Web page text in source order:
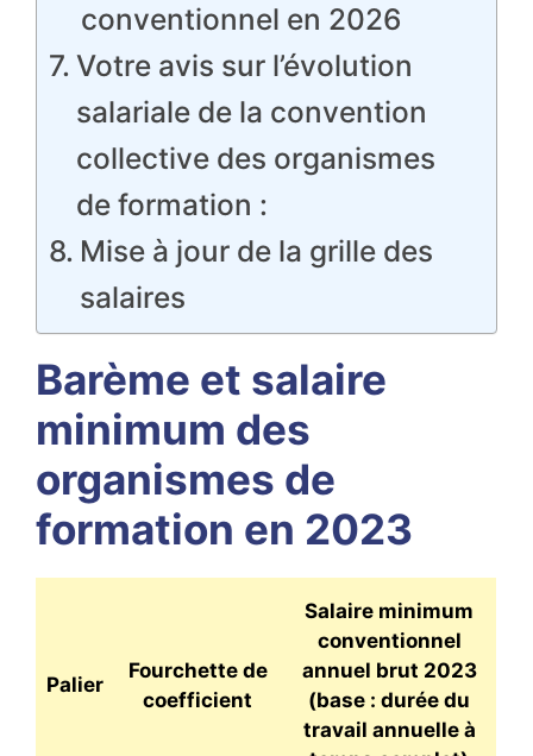
conventionnel en 2026
Votre avis sur l’évolution
salariale de la convention
collective des organismes
de formation :
Mise à jour de la grille des
salaires
Barème et salaire
minimum des
organismes de
formation en 2023
Palier
Fourchette de
coefficient
Salaire minimum
conventionnel
annuel brut 2023
(base : durée du
travail annuelle à